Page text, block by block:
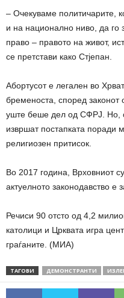
– Очекуваме политичарите,
и на национално ниво, да го
право – правото на живот,
се претстави како Стјепан.
Абортусот е легален во
бременоста, според законот
уште беше дел од СФРЈ. Но,
извршат постапката поради
религиозен притисок.
Во 2017 година, Врховниот
актуелното законодавство е
Речиси 90 отсто од 4,2
католици и Црквата игра
граѓаните. (МИА)
ТАГОВИ ДЕМОНСТРАНТИ